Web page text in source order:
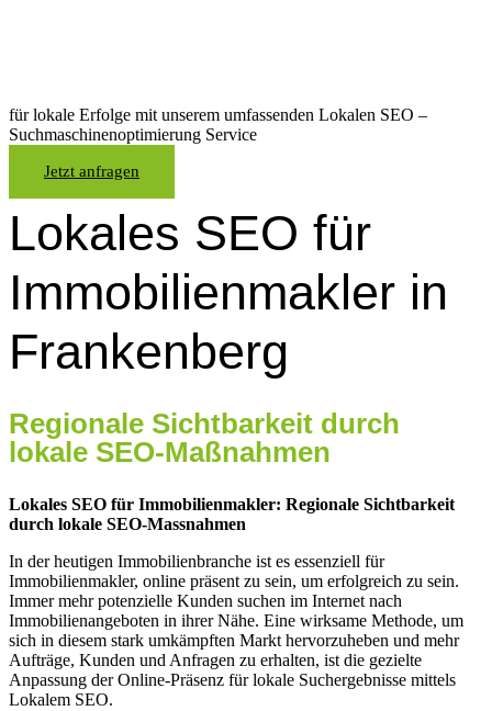
für lokale Erfolge mit unserem umfassenden Lokalen SEO –
Suchmaschinenoptimierung Service
Jetzt anfragen
Lokales SEO für
Immobilienmakler in
Frankenberg
Regionale Sichtbarkeit durch
lokale SEO-Maßnahmen
Lokales SEO für Immobilienmakler: Regionale Sichtbarkeit
durch lokale SEO-Massnahmen
In der heutigen Immobilienbranche ist es essenziell für
Immobilienmakler, online präsent zu sein, um erfolgreich zu sein.
Immer mehr potenzielle Kunden suchen im Internet nach
Immobilienangeboten in ihrer Nähe. Eine wirksame Methode, um
sich in diesem stark umkämpften Markt hervorzuheben und mehr
Aufträge, Kunden und Anfragen zu erhalten, ist die gezielte
Anpassung der Online-Präsenz für lokale Suchergebnisse mittels
Lokalem SEO.